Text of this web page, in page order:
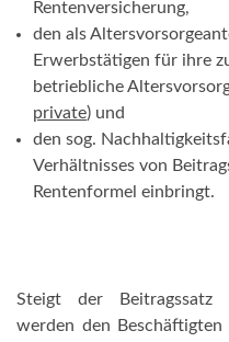
Rentenversicherung,
den als
Erwerbstätigen für ihre
betriebliche
private) und
den sog.
Verhältnisses von
Rentenformel einbringt.
Steigt der Beitragssatz
werden den